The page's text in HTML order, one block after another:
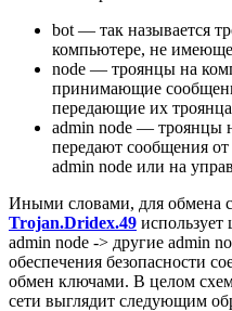
bot — так называется
компьютере, не
node — троянцы на
принимающие
передающие их
admin node — троянцы
передают сообщения
admin node или на
Иными словами, для обмена
Trojan.Dridex.49 использует
admin node -> другие admin
обеспечения безопасности
обмен ключами. В целом
сети выглядит следующим